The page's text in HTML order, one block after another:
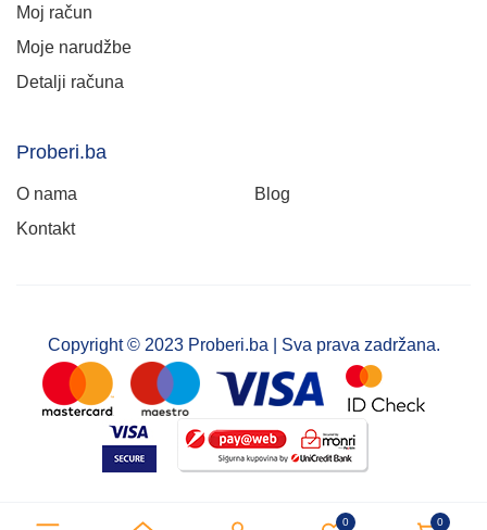
0 0
Moj račun
Moje narudžbe
Detalji računa
Proberi.ba
O nama
Blog
Kontakt
Copyright © 2023 Proberi.ba | Sva prava zadržana.